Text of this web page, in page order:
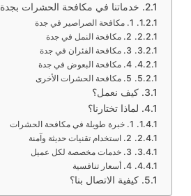
خدماتنا في مكافحة الحشرات بجدة
1. مكافحة الصراصير في جدة
2. مكافحة النمل في جدة
3. مكافحة الفئران في جدة
4. مكافحة البعوض في جدة
5. مكافحة الحشرات الأخرى
كيف نعمل؟
لماذا تختارنا؟
1. خبرة طويلة في مكافحة الحشرات
2. استخدام تقنيات حديثة وآمنة
3. خدمات مخصصة لكل عميل
4. أسعار تنافسية
كيفية الاتصال بنا؟